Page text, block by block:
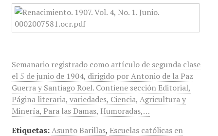
Semanario registrado como artículo de segunda clase
el 5 de junio de 1904, dirigido por Antonio de la Paz
Guerra y Santiago Roel. Contiene sección Editorial,
Página literaria, variedades, Ciencia, Agricultura y
Minería, Para las Damas, Humoradas,…
Etiquetas: Asunto Barillas, Escuelas católicas en